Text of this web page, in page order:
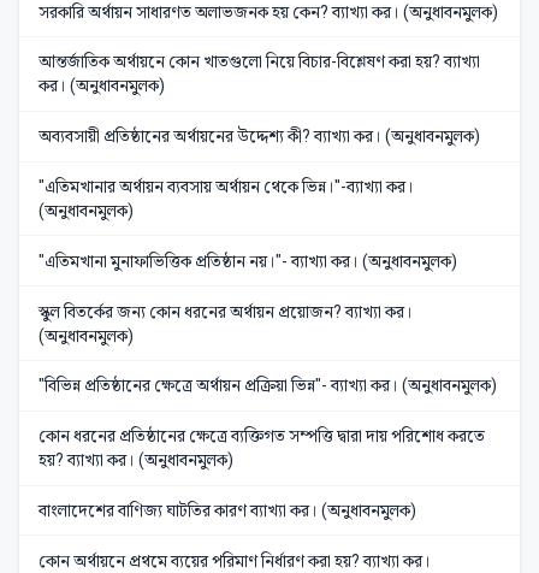
সরকারি অর্থায়ন সাধারণত অলাভজনক হয় কেন? ব্যাখ্যা কর। (অনুধাবনমুলক)
আন্তর্জাতিক অর্থায়নে কোন খাতগুলো নিয়ে বিচার-বিশ্লেষণ করা হয়? ব্যাখ্যা
কর। (অনুধাবনমুলক)
অব্যবসায়ী প্রতিষ্ঠানের অর্থায়নের উদ্দেশ্য কী? ব্যাখ্যা কর। (অনুধাবনমুলক)
"এতিমখানার অর্থায়ন ব্যবসায় অর্থায়ন থেকে ভিন্ন।"-ব্যাখ্যা কর।
(অনুধাবনমুলক)
"এতিমখানা মুনাফাভিত্তিক প্রতিষ্ঠান নয়।"- ব্যাখ্যা কর। (অনুধাবনমুলক)
স্কুল বিতর্কের জন্য কোন ধরনের অর্থায়ন প্রয়োজন? ব্যাখ্যা কর।
(অনুধাবনমুলক)
"বিভিন্ন প্রতিষ্ঠানের ক্ষেত্রে অর্থায়ন প্রক্রিয়া ভিন্ন"- ব্যাখ্যা কর। (অনুধাবনমুলক)
কোন ধরনের প্রতিষ্ঠানের ক্ষেত্রে ব্যক্তিগত সম্পত্তি দ্বারা দায় পরিশোধ করতে
হয়? ব্যাখ্যা কর। (অনুধাবনমুলক)
বাংলাদেশের বাণিজ্য ঘাটতির কারণ ব্যাখ্যা কর। (অনুধাবনমুলক)
কোন অর্থায়নে প্রথমে ব্যয়ের পরিমাণ নির্ধারণ করা হয়? ব্যাখ্যা কর।